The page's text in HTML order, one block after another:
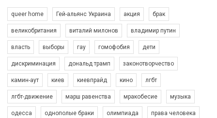
Зупинимо насильство проти ЛГБТ в Україні! Stop violence against LGBT in Ukraine!
6/30/2017
queer home Гей-альянс Украина акция брак
великобритания виталий милонов владимир путин
власть выборы гау гомофобия дети
дискриминация дональд трамп законотворчество
камин-аут киев киевпрайд кино лгбт
лгбт-движение марш равенства мракобесие музыка
одесса однополые браки олимпиада права человека